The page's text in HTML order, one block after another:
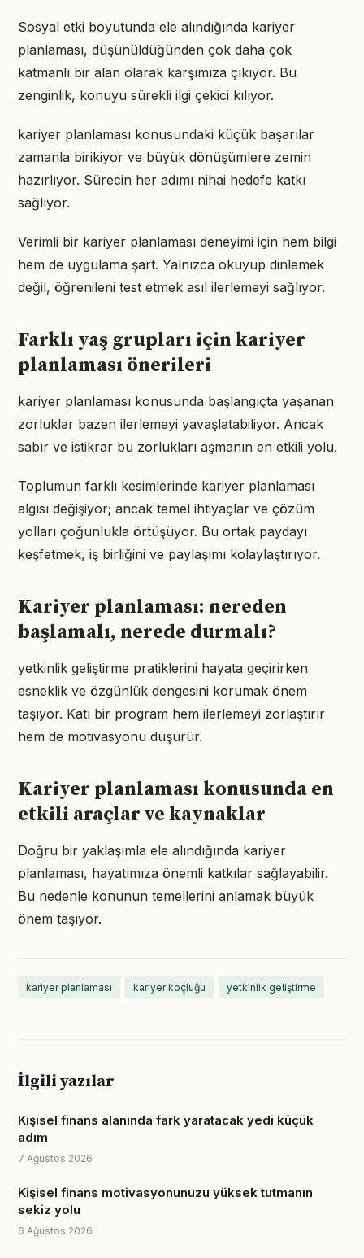
Sosyal etki boyutunda ele alındığında kariyer
planlaması, düşünüldüğünden çok daha çok
katmanlı bir alan olarak karşımıza çıkıyor. Bu
zenginlik, konuyu sürekli ilgi çekici kılıyor.
kariyer planlaması konusundaki küçük başarılar
zamanla birikiyor ve büyük dönüşümlere zemin
hazırlıyor. Sürecin her adımı nihai hedefe katkı
sağlıyor.
Verimli bir kariyer planlaması deneyimi için hem bilgi
hem de uygulama şart. Yalnızca okuyup dinlemek
değil, öğrenileni test etmek asıl ilerlemeyi sağlıyor.
Farklı yaş grupları için kariyer
planlaması önerileri
kariyer planlaması konusunda başlangıçta yaşanan
zorluklar bazen ilerlemeyi yavaşlatabiliyor. Ancak
sabır ve istikrar bu zorlukları aşmanın en etkili yolu.
Toplumun farklı kesimlerinde kariyer planlaması
algısı değişiyor; ancak temel ihtiyaçlar ve çözüm
yolları çoğunlukla örtüşüyor. Bu ortak paydayı
keşfetmek, iş birliğini ve paylaşımı kolaylaştırıyor.
Kariyer planlaması: nereden
başlamalı, nerede durmalı?
yetkinlik geliştirme pratiklerini hayata geçirirken
esneklik ve özgünlük dengesini korumak önem
taşıyor. Katı bir program hem ilerlemeyi zorlaştırır
hem de motivasyonu düşürür.
Kariyer planlaması konusunda en
etkili araçlar ve kaynaklar
Doğru bir yaklaşımla ele alındığında kariyer
planlaması, hayatımıza önemli katkılar sağlayabilir.
Bu nedenle konunun temellerini anlamak büyük
önem taşıyor.
kariyer planlaması kariyer koçluğu yetkinlik geliştirme
İlgili yazılar
Kişisel finans alanında fark yaratacak yedi küçük
adım
7 Ağustos 2026
Kişisel finans motivasyonunuzu yüksek tutmanın
sekiz yolu
6 Ağustos 2026